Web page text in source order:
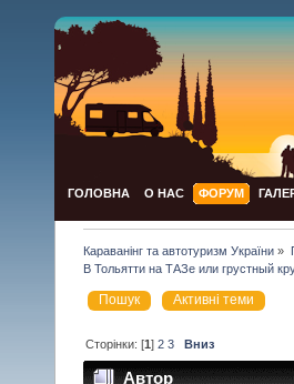
ГОЛОВНА О НАС ФОРУМ
Караванінг та автотуризм України »
В Тольятти на ТАЗе или грустный
Пошук Активні теми
Сторінки: [1]2 3 Вниз
Автор